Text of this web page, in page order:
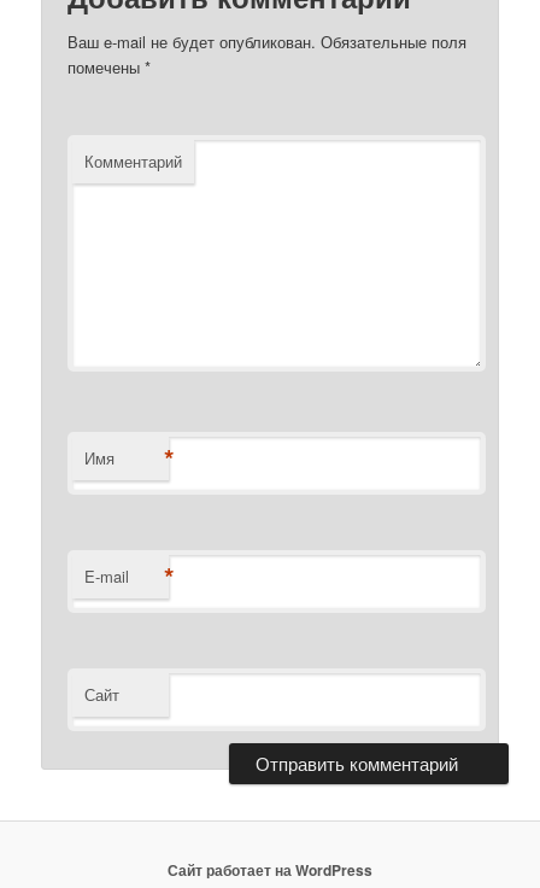
Ваш e-mail не будет опубликован. Обязательные поля
помечены*
Комментарий
Имя *
E-mail *
Сайт
Сайт работает на WordPress